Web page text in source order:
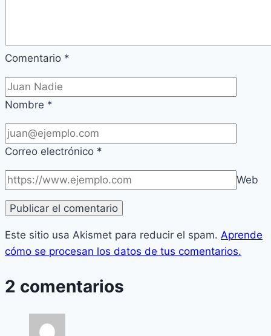
Comentario *
Nombre *
Correo electrónico *
Web
Este sitio usa Akismet para reducir el spam. Aprende
cómo se procesan los datos de tus comentarios.
2 comentarios